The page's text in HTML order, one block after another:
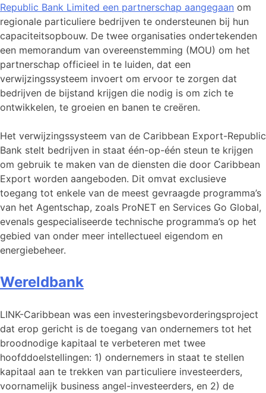
Republic Bank Limited een partnerschap aangegaan om
regionale particuliere bedrijven te ondersteunen bij hun
capaciteitsopbouw. De twee organisaties ondertekenden
een memorandum van overeenstemming (MOU) om het
partnerschap officieel in te luiden, dat een
verwijzingssysteem invoert om ervoor te zorgen dat
bedrijven de bijstand krijgen die nodig is om zich te
ontwikkelen, te groeien en banen te creëren.
Het verwijzingssysteem van de Caribbean Export-Republic
Bank stelt bedrijven in staat één-op-één steun te krijgen
om gebruik te maken van de diensten die door Caribbean
Export worden aangeboden. Dit omvat exclusieve
toegang tot enkele van de meest gevraagde programma’s
van het Agentschap, zoals ProNET en Services Go Global,
evenals gespecialiseerde technische programma’s op het
gebied van onder meer intellectueel eigendom en
energiebeheer.
Wereldbank
LINK-Caribbean was een investeringsbevorderingsproject
dat erop gericht is de toegang van ondernemers tot het
broodnodige kapitaal te verbeteren met twee
hoofddoelstellingen: 1) ondernemers in staat te stellen
kapitaal aan te trekken van particuliere investeerders,
voornamelijk business angel-investeerders, en 2) de